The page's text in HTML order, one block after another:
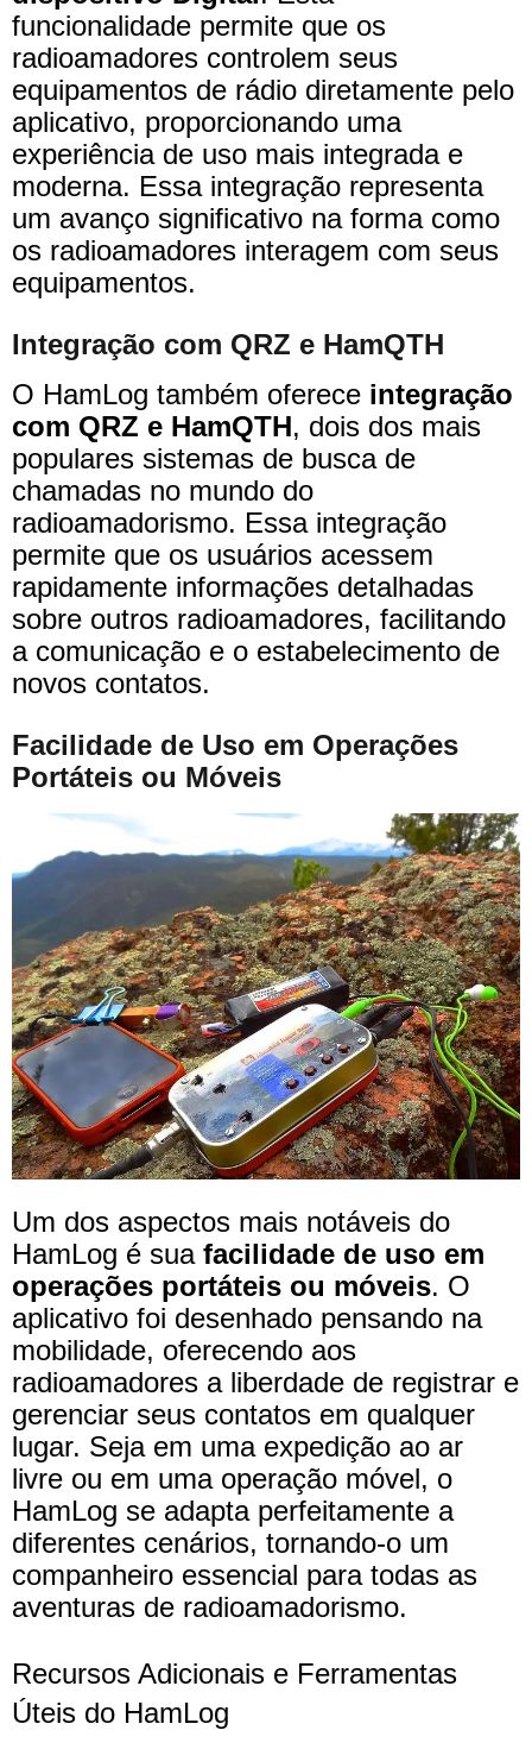
funcionalidade permite que os
radioamadores controlem seus
equipamentos de rádio diretamente pelo
aplicativo, proporcionando uma
experiência de uso mais integrada e
moderna. Essa integração representa
um avanço significativo na forma como
os radioamadores interagem com seus
equipamentos.
Integração com QRZ e HamQTH
O HamLog também oferece integração
com QRZ e HamQTH, dois dos mais
populares sistemas de busca de
chamadas no mundo do
radioamadorismo. Essa integração
permite que os usuários acessem
rapidamente informações detalhadas
sobre outros radioamadores, facilitando
a comunicação e o estabelecimento de
novos contatos.
Facilidade de Uso em Operações
Portáteis ou Móveis
Um dos aspectos mais notáveis do
HamLog é sua facilidade de uso em
operações portáteis ou móveis. O
aplicativo foi desenhado pensando na
mobilidade, oferecendo aos
radioamadores a liberdade de registrar e
gerenciar seus contatos em qualquer
lugar. Seja em uma expedição ao ar
livre ou em uma operação móvel, o
HamLog se adapta perfeitamente a
diferentes cenários, tornando-o um
companheiro essencial para todas as
aventuras de radioamadorismo.
Recursos Adicionais e Ferramentas
Úteis do HamLog